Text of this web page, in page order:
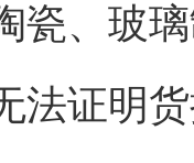
、玻
证明